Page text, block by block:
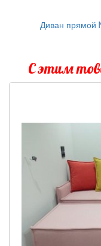
Диван прямой
С этим